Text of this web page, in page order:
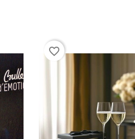
favorite_border